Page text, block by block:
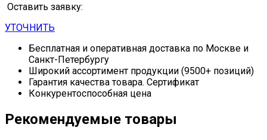
Оставить заявку:
УТОЧНИТЬ
Бесплатная и оперативная доставка по Москве и
Санкт-Петербургу
Широкий ассортимент продукции (9500+ позиций)
Гарантия качества товара. Сертификат
Конкурентоспособная цена
Рекомендуемые товары